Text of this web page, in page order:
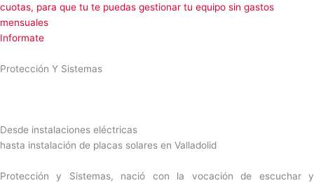
cuotas, para que tu te puedas gestionar tu equipo sin gastos
mensuales
Informate
Protección Y Sistemas
Desde instalaciones eléctricas
hasta instalación de placas solares en Valladolid
Protección y Sistemas, nació con la vocación de escuchar y